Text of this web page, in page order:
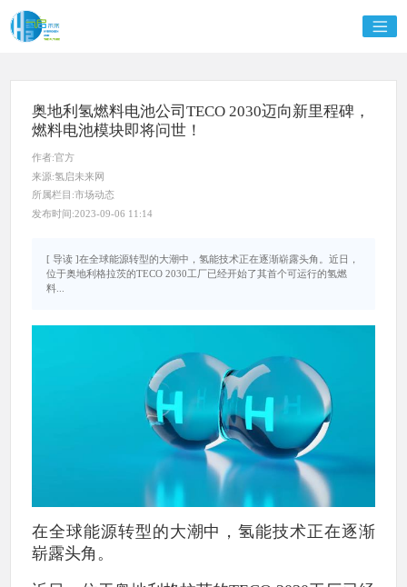
奥地利氢燃料电池公司TECO 2030迈向新里程碑，
燃料电池模块即将问世！
作者:官方
来源:氢启未来网
所属栏目:市场动态
发布时间:2023-09-06 11:14
[ 导读 ]在全球能源转型的大潮中，氢能技术正在逐渐崭露头角。近日，
位于奥地利格拉茨的TECO 2030工厂已经开始了其首个可运行的氢燃
料...
在全球能源转型的大潮中，氢能技术正在逐渐
崭露头角。